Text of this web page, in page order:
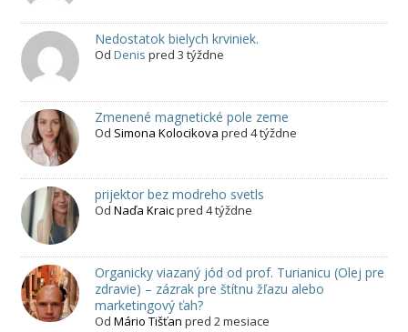
Nedostatok bielych krviniek.
Od Denis pred 3 týždne
Zmenené magnetické pole zeme
Od Simona Kolocikova pred 4 týždne
prijektor bez modreho svetls
Od Naďa Kraicpred 4 týždne
Organicky viazaný jód od prof. Turianicu (Olej pre
zdravie) – zázrak pre štítnu žľazu alebo
marketingový ťah?
Od Mário Tišťan pred 2 mesiace